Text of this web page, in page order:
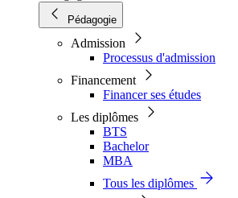
Pédagogie
Admission
Processus d'admission
Financement
Financer ses études
Les diplômes
BTS
Bachelor
MBA
Tous les diplômes